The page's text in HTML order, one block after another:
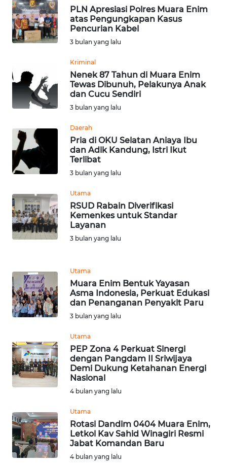
PLN Apresiasi Polres Muara Enim
atas Pengungkapan Kasus
Pencurian Kabel
3 bulan yang lalu
Kriminal
Nenek 87 Tahun di Muara Enim
Tewas Dibunuh, Pelakunya Anak
dan Cucu Sendiri
3 bulan yang lalu
Daerah
Pria di OKU Selatan Aniaya Ibu
dan Adik Kandung, Istri Ikut
Terlibat
3 bulan yang lalu
Utama
RSUD Rabain Diverifikasi
Kemenkes untuk Standar
Layanan
3 bulan yang lalu
Utama
Muara Enim Bentuk Yayasan
Asma Indonesia, Perkuat Edukasi
dan Penanganan Penyakit Paru
3 bulan yang lalu
Utama
PEP Zona 4 Perkuat Sinergi
dengan Pangdam II Sriwijaya
Demi Dukung Ketahanan Energi
Nasional
4 bulan yang lalu
Utama
Rotasi Dandim 0404 Muara Enim,
Letkol Kav Sahid Winagiri Resmi
Jabat Komandan Baru
4 bulan yang lalu
KARO
WN
SIMALUNGUN
LABUHANBATU
WN
TENGAH
WN DELI
SERDANG
WN
TEBING
TINGGI
WN
KARAWANG
WN
WN
BOGOR
WN
TAPANULI
UTARA